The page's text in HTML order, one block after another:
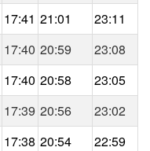
17:41 21:01
23:11
17:40 20:59
23:08
17:40 20:58
23:05
17:39 20:56
23:02
17:38 20:54
22:59